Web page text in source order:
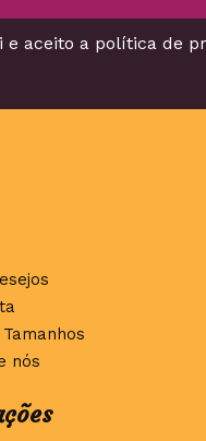
e aceito a política de
nós